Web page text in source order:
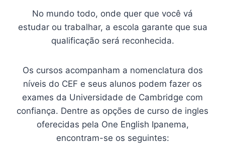
No mundo todo, onde quer que você vá
estudar ou trabalhar, a escola garante que sua
qualificação será reconhecida.
Os cursos acompanham a nomenclatura dos
níveis do CEF e seus alunos podem fazer os
exames da Universidade de Cambridge com
confiança. Dentre as opções de curso de ingles
oferecidas pela One English Ipanema,
encontram-se os seguintes: